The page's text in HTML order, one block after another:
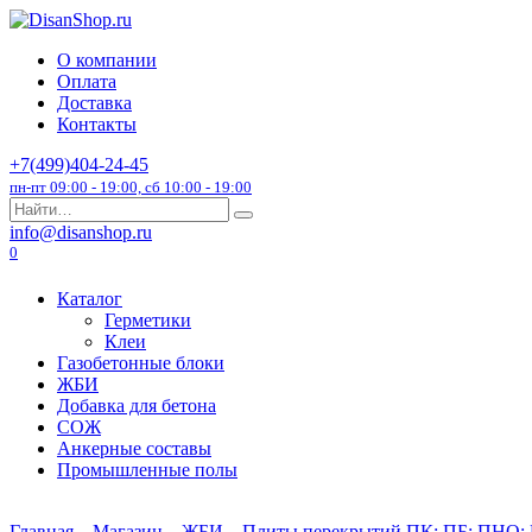
Перейти
содержанию
О компании
Оплата
Доставка
Контакты
+7(499)404-24-45
пн-пт 09:00 - 19:00, сб 10:00 - 19:00
Search
for:
info@disanshop.ru
0
Каталог
Герметики
Клеи
Газобетонные блоки
ЖБИ
Добавка для бетона
СОЖ
Анкерные составы
Промышленные полы